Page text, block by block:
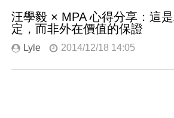
汪學毅 × MPA 心得分享：這
定，而非外在價值的保證
Lyle 2014/12/18 14:05